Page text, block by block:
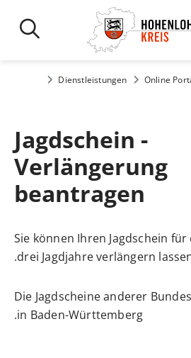
Online
Dienstleistungen
Jagdschein -
Verlängerung
beantragen
Sie können Ihren Jagdschein
drei Jagdjahre verlängern
Die Jagdscheine anderer
in Baden-Württemberg.